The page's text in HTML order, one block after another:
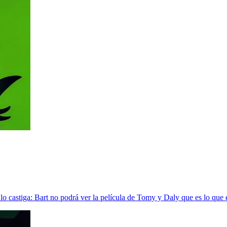
castiga: Bart no podrá ver la película de Tomy y Daly que es lo que